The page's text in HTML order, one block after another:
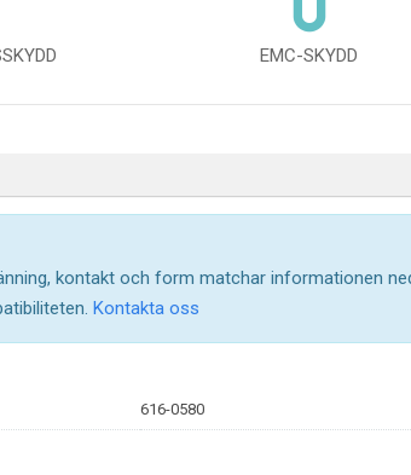
EMC-SKYDD
kontakt och form matchar informationen
Kontakta oss
616-0580